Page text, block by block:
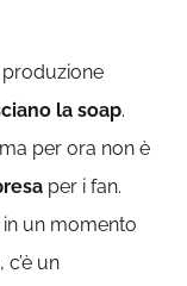
la soap.
per ora non è
per i fan.
un momento
un